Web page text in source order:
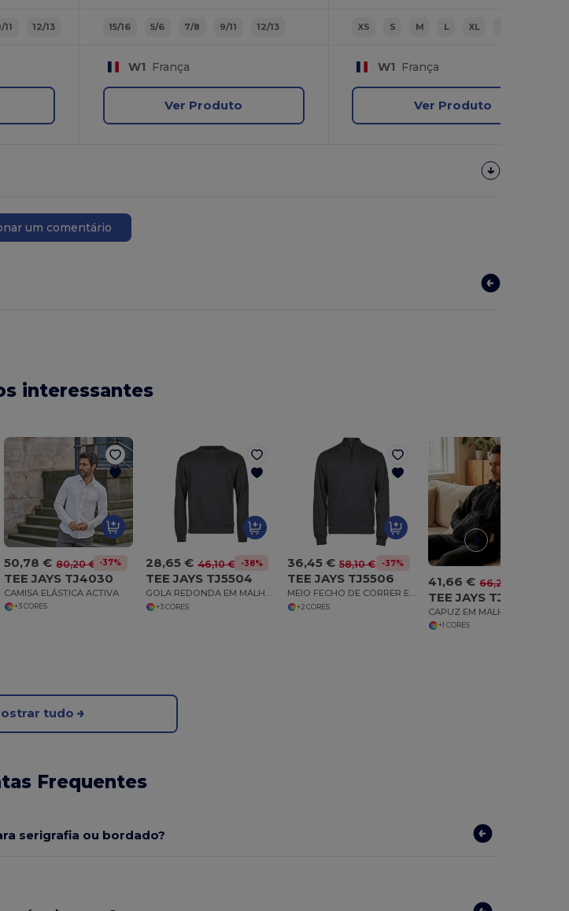
11 12/13 15/16 5/6 7/8 9/11 12/13
W1 França
Ver Produto
XS S M L XL
W1 França
Ver Produto
um comentário
interessantes
50,78 € 80,20 € -37%
TEE JAYS TJ4030
CAMISA ELÁSTICA ACTIVA
+3 CORES
28,65 € 46,10 € -38%
TEE JAYS TJ5504
GOLA REDONDA EM MALHA CANELADA
+3 CORES
36,45 € 58,10 € -37%
TEE JAYS TJ5506
MEIO FECHO DE CORRER EM MALHA CANELADA
+2 CORES
41,66 € 66,20 €
TEE JAYS TJ5508
+1 CORES
tudo
Frequentes
serigrafia ou bordado?